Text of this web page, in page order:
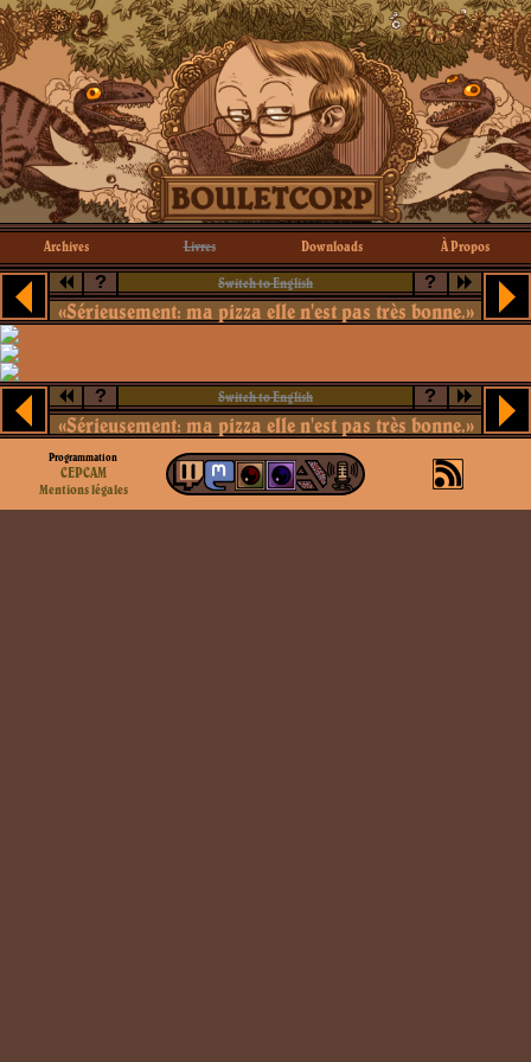
Archives Livres Downloads À Propos
? Switch to English ?
«Sérieusement: ma pizza elle n'est pas très bonne.»
? Switch to English ?
«Sérieusement: ma pizza elle n'est pas très bonne.»
Programmation
CEPCAM
Mentions légales